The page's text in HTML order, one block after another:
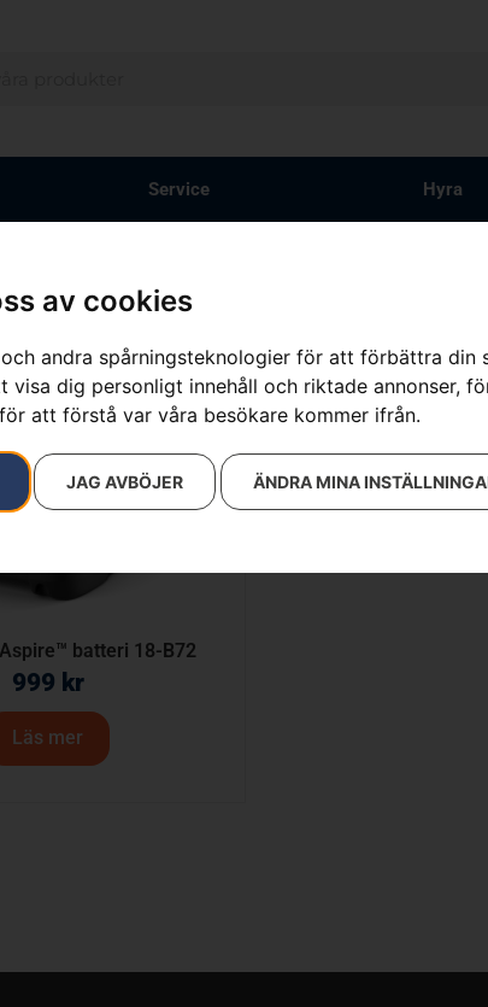
av cookies
andra spårningsteknologier för att förbättra din
visa dig personligt innehåll och riktade annonser,
att förstå var våra besökare kommer ifrån.
JAG AVBÖJER ÄNDRA MINA
Service Hyra
batteri 18-B72
999 kr
Läs mer